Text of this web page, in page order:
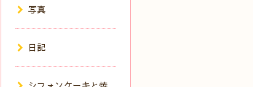
写真
日記